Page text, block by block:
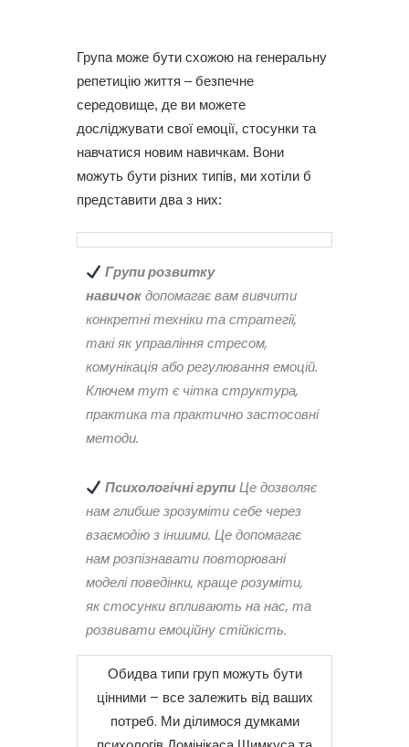
Група може бути схожою на генеральну
репетицію життя – безпечне
середовище, де ви можете
досліджувати свої емоції, стосунки та
навчатися новим навичкам. Вони
можуть бути різних типів, ми хотіли б
представити два з них:
Групи розвитку
навичокдопомагає вам вивчити
конкретні техніки та стратегії,
такі як управління стресом,
комунікація або регулювання емоцій.
Ключем тут є чітка структура,
практика та практично застосовні
методи.
Психологічні групиЦе дозволяє
нам глибше зрозуміти себе через
взаємодію з іншими. Це допомагає
нам розпізнавати повторювані
моделі поведінки, краще розуміти,
як стосунки впливають на нас, та
розвивати емоційну стійкість.
Обидва типи груп можуть бути
цінними – все залежить від ваших
потреб. Ми ділимося думками